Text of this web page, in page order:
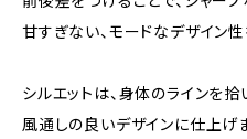
甘すぎない、モードなデザイン性
シルエットは、身体のラインを拾
風通しの良いデザインに仕上げ